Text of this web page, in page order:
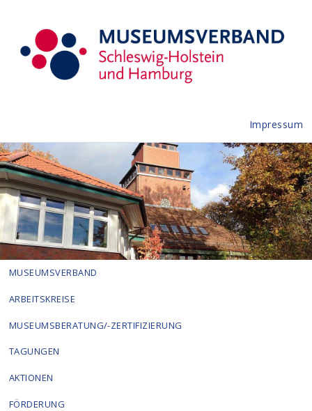
Impressum
MUSEUMSVERBAND
ARBEITSKREISE
MUSEUMSBERATUNG/-ZERTIFIZIERUNG
TAGUNGEN
AKTIONEN
FÖRDERUNG